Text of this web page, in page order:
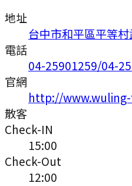
地址
台中市和平區平等
電話
04-25901259/04-
官網
http://
散客
Check-IN
15:00
Check-Out
12:00